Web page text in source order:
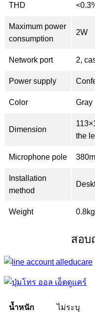
THD
Maximum power
consumption
2W
Network port 2,
Power supply
Color Gray
Dimension
the
Microphone pole
Installation
method
Weight 0.8kg
สอบ
น้ำหนัก ไม่ระบุ